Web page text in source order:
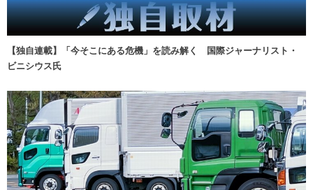
【独自連載】「今そこにある危機」を読み解く 国際ジャーナリスト・
ビニシウス氏